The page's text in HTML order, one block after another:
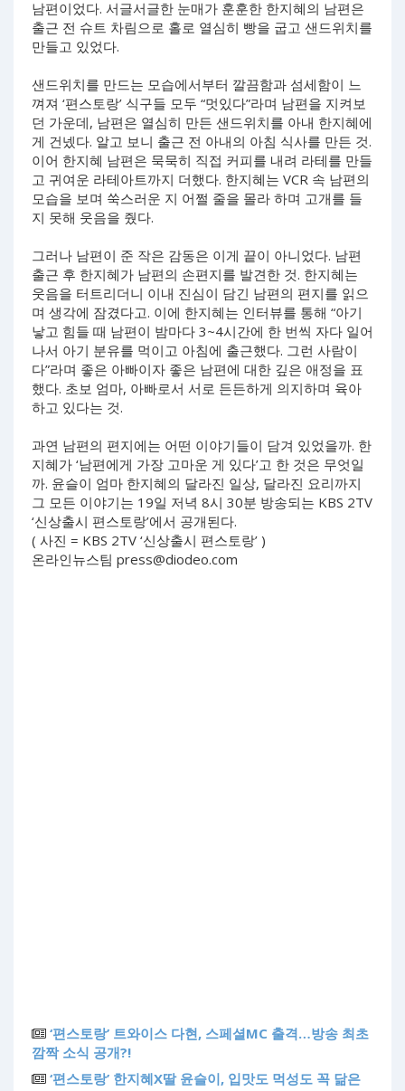
남편이었다. 서글서글한 눈매가 훈훈한 한지혜의 남편은
출근 전 슈트 차림으로 홀로 열심히 빵을 굽고 샌드위치를
만들고 있었다.
샌드위치를 만드는 모습에서부터 깔끔함과 섬세함이 느
껴져 ‘편스토랑’ 식구들 모두 “멋있다”라며 남편을 지켜보
던 가운데, 남편은 열심히 만든 샌드위치를 아내 한지혜에
게 건넸다. 알고 보니 출근 전 아내의 아침 식사를 만든 것.
이어 한지혜 남편은 묵묵히 직접 커피를 내려 라테를 만들
고 귀여운 라테아트까지 더했다. 한지혜는 VCR 속 남편의
모습을 보며 쑥스러운 지 어쩔 줄을 몰라 하며 고개를 들
지 못해 웃음을 줬다.
그러나 남편이 준 작은 감동은 이게 끝이 아니었다. 남편
출근 후 한지혜가 남편의 손편지를 발견한 것. 한지혜는
웃음을 터트리더니 이내 진심이 담긴 남편의 편지를 읽으
며 생각에 잠겼다고. 이에 한지혜는 인터뷰를 통해 “아기
낳고 힘들 때 남편이 밤마다 3~4시간에 한 번씩 자다 일어
나서 아기 분유를 먹이고 아침에 출근했다. 그런 사람이
다”라며 좋은 아빠이자 좋은 남편에 대한 깊은 애정을 표
했다. 초보 엄마, 아빠로서 서로 든든하게 의지하며 육아
하고 있다는 것.
과연 남편의 편지에는 어떤 이야기들이 담겨 있었을까. 한
지혜가 ‘남편에게 가장 고마운 게 있다’고 한 것은 무엇일
까. 윤슬이 엄마 한지혜의 달라진 일상, 달라진 요리까지
그 모든 이야기는 19일 저녁 8시 30분 방송되는 KBS 2TV
‘신상출시 편스토랑’에서 공개된다.
( 사진 = KBS 2TV ‘신상출시 편스토랑’ )
온라인뉴스팀 press@diodeo.com
‘편스토랑’ 트와이스 다현, 스페셜MC 출격…방송 최초
깜짝 소식 공개?!
‘편스토랑’ 한지혜X딸 윤슬이, 입맛도 먹성도 꼭 닮은